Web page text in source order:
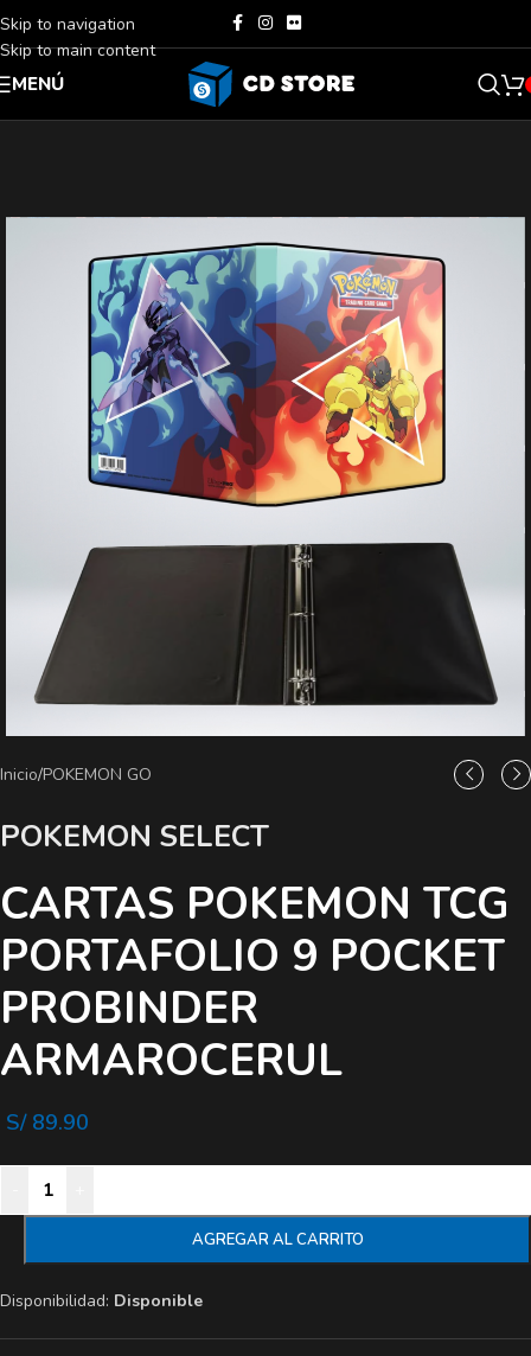
Skip to navigation
Skip to main content
MENÚ
Inicio/POKEMON GO
POKEMON SELECT
CARTAS POKEMON TCG
PORTAFOLIO 9 POCKET
PROBINDER
ARMAROCERUL
S/89.90
AGREGAR AL CARRITO
Disponibilidad: Disponible